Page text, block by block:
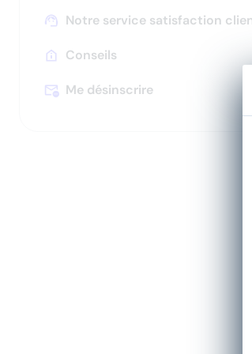
catégories
Notre service satisfaction
Conseils
pourMe désinscrire